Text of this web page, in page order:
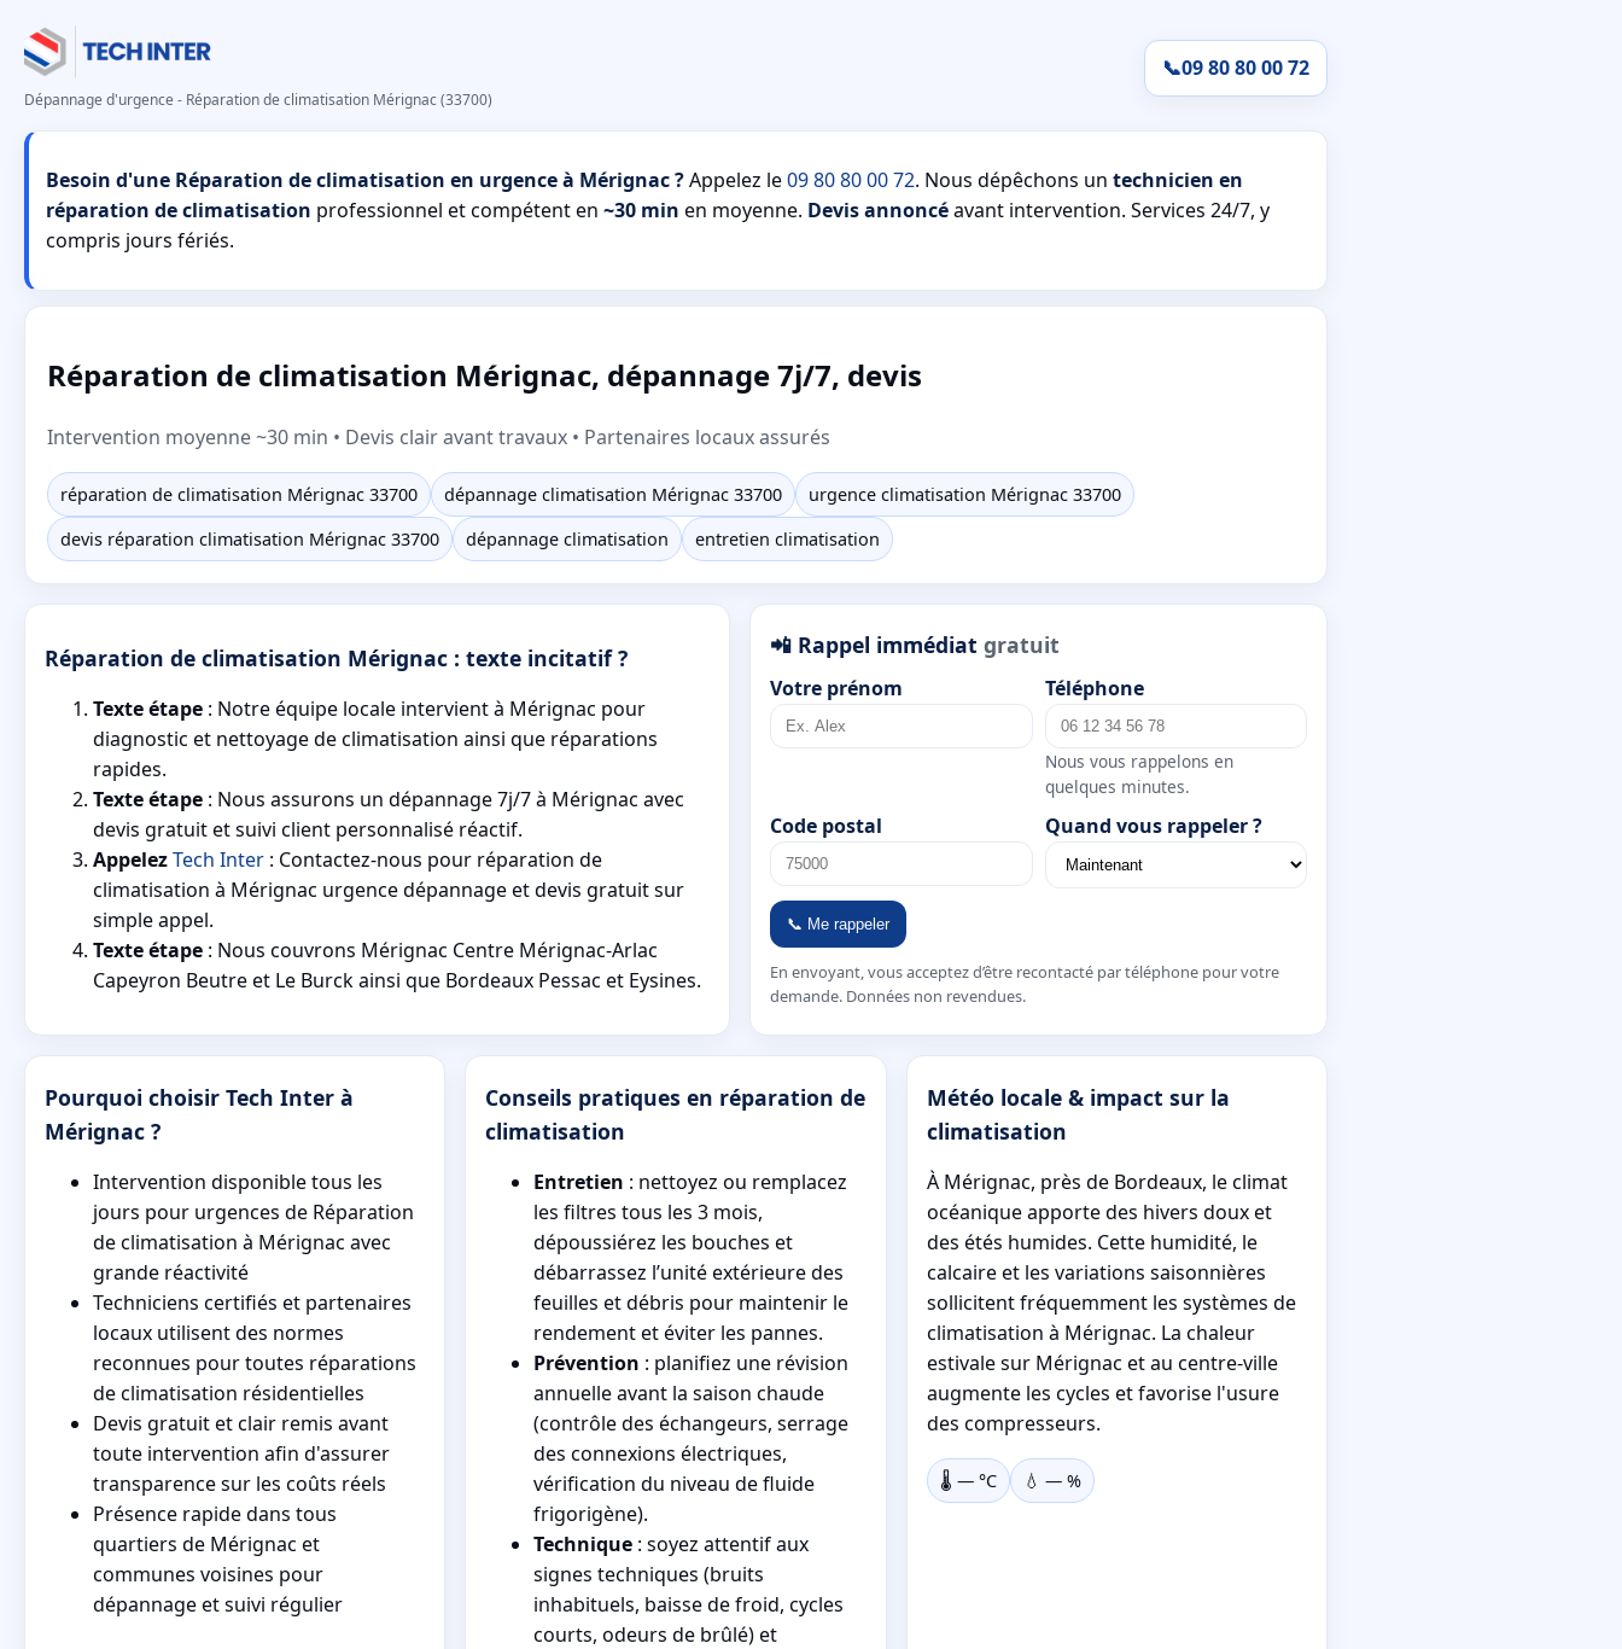
Dépannage d'urgence - Réparation de climatisation Mérignac (33700)
📞09 80 80 00 72
Besoin d'une Réparation de climatisation en urgence à Mérignac ?Appelez le09 80 80 00 72. Nous dépêchons un technicien en
réparation de climatisation professionnel et compétent en ~30 min en moyenne. Devis annoncéavant intervention. Services 24/7, y
compris jours fériés.
Réparation de climatisation Mérignac, dépannage 7j/7, devis
Intervention moyenne ~30 min • Devis clair avant travaux • Partenaires locaux assurés
réparation de climatisation Mérignac 33700 dépannage climatisation Mérignac 33700
urgence climatisation Mérignac 33700
devis réparation climatisation Mérignac 33700
dépannage climatisation entretien climatisation
Réparation de climatisation Mérignac : texte incitatif ?
Texte étape : Notre équipe locale intervient à Mérignac pour
diagnostic et nettoyage de climatisation ainsi que réparations
rapides.
Texte étape : Nous assurons un dépannage 7j/7 à Mérignac avec
devis gratuit et suivi client personnalisé réactif.
AppelezTech Inter : Contactez-nous pour réparation de
climatisation à Mérignac urgence dépannage et devis gratuit sur
simple appel.
Texte étape : Nous couvrons Mérignac Centre Mérignac-Arlac
Capeyron Beutre et Le Burck ainsi que Bordeaux Pessac et Eysines.
📲 Rappel immédiatgratuit
Votre prénom Téléphone
Nous vous rappelons en
quelques minutes.
Code postal Quand vous rappeler ?
📞 Me rappeler
En envoyant, vous acceptez d’être recontacté par téléphone pour votre
demande. Données non revendues.
Pourquoi choisir Tech Inter à
Mérignac ?
Intervention disponible tous les
jours pour urgences de Réparation
de climatisation à Mérignac avec
grande réactivité
Techniciens certifiés et partenaires
locaux utilisent des normes
reconnues pour toutes réparations
de climatisation résidentielles
Devis gratuit et clair remis avant
toute intervention afin d'assurer
transparence sur les coûts réels
Présence rapide dans tous
quartiers de Mérignac et
communes voisines pour
dépannage et suivi régulier
Conseils pratiques en réparation de
climatisation
Entretien : nettoyez ou remplacez
les filtres tous les 3 mois,
dépoussiérez les bouches et
débarrassez l’unité extérieure des
feuilles et débris pour maintenir le
rendement et éviter les pannes.
Prévention : planifiez une révision
annuelle avant la saison chaude
(contrôle des échangeurs, serrage
des connexions électriques,
vérification du niveau de fluide
frigorigène).
Technique : soyez attentif aux
signes techniques (bruits
inhabituels, baisse de froid, cycles
courts, odeurs de brûlé) et
Météo locale & impact sur la
climatisation
À Mérignac, près de Bordeaux, le climat
océanique apporte des hivers doux et
des étés humides. Cette humidité, le
calcaire et les variations saisonnières
sollicitent fréquemment les systèmes de
climatisation à Mérignac. La chaleur
estivale sur Mérignac et au centre-ville
augmente les cycles et favorise l'usure
des compresseurs.
🌡️ —°C 💧 —%